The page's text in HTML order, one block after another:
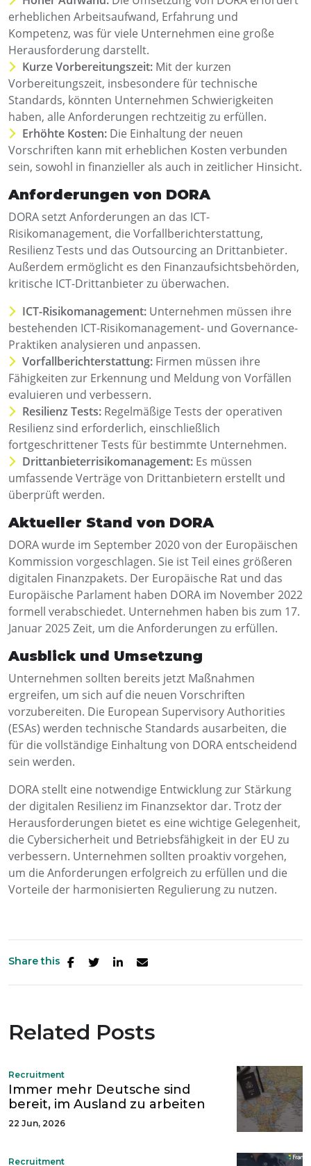
erheblichen Arbeitsaufwand, Erfahrung und
Kompetenz, was für viele Unternehmen eine große
Herausforderung darstellt.
Kurze Vorbereitungszeit: Mit der kurzen
Vorbereitungszeit, insbesondere für technische
Standards, könnten Unternehmen Schwierigkeiten
haben, alle Anforderungen rechtzeitig zu erfüllen.
Erhöhte Kosten: Die Einhaltung der neuen
Vorschriften kann mit erheblichen Kosten verbunden
sein, sowohl in finanzieller als auch in zeitlicher Hinsicht.
Anforderungen von DORA
DORA setzt Anforderungen an das ICT-
Risikomanagement, die Vorfallberichterstattung,
Resilienz Tests und das Outsourcing an Drittanbieter.
Außerdem ermöglicht es den Finanzaufsichtsbehörden,
kritische ICT-Drittanbieter zu überwachen.
ICT-Risikomanagement: Unternehmen müssen ihre
bestehenden ICT-Risikomanagement- und Governance-
Praktiken analysieren und anpassen.
Vorfallberichterstattung: Firmen müssen ihre
Fähigkeiten zur Erkennung und Meldung von Vorfällen
evaluieren und verbessern.
Resilienz Tests: Regelmäßige Tests der operativen
Resilienz sind erforderlich, einschließlich
fortgeschrittener Tests für bestimmte Unternehmen.
Drittanbieterrisikomanagement: Es müssen
umfassende Verträge von Drittanbietern erstellt und
überprüft werden.
Aktueller Stand von DORA
DORA wurde im September 2020 von der Europäischen
Kommission vorgeschlagen. Sie ist Teil eines größeren
digitalen Finanzpakets. Der Europäische Rat und das
Europäische Parlament haben DORA im November 2022
formell verabschiedet. Unternehmen haben bis zum 17.
Januar 2025 Zeit, um die Anforderungen zu erfüllen.
Ausblick und Umsetzung
Unternehmen sollten bereits jetzt Maßnahmen
ergreifen, um sich auf die neuen Vorschriften
vorzubereiten. Die European Supervisory Authorities
(ESAs) werden technische Standards ausarbeiten, die
für die vollständige Einhaltung von DORA entscheidend
sein werden.
DORA stellt eine notwendige Entwicklung zur Stärkung
der digitalen Resilienz im Finanzsektor dar. Trotz der
Herausforderungen bietet es eine wichtige Gelegenheit,
die Cybersicherheit und Betriebsfähigkeit in der EU zu
verbessern. Unternehmen sollten proaktiv vorgehen,
um die Anforderungen erfolgreich zu erfüllen und die
Vorteile der harmonisierten Regulierung zu nutzen.
Share this
Related Posts
Recruitment
Immer mehr Deutsche sind
bereit, im Ausland zu arbeiten
22 Jun, 2026
Recruitment